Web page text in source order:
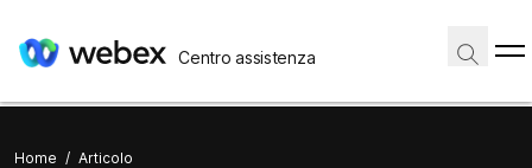
Centro assistenza
Home / Articolo